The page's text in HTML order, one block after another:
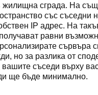
жилищна сграда. На
със съседни
IP адрес. На
равни
сървъра
но за разлика от
вашите съседи върху
ще бъде минимално.